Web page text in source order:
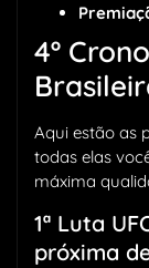
4º
Aqui estão as
todas elas
máxima
1ª Luta
próxima